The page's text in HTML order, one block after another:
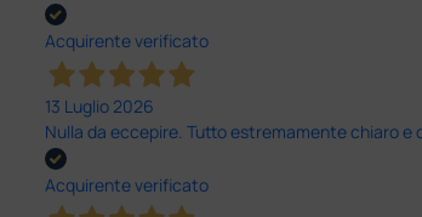
Acquirente verificato
13 Luglio 2026
Nulla da eccepire. Tutto estremamente chiaro e
Acquirente verificato